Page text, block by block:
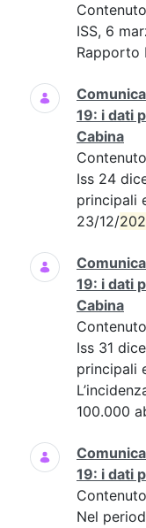
ISS, 6
Rapporto
19: i dati
Cabina
Iss 24
principali
23/12/
19: i dati
Cabina
Iss 31
principali
100.000
19: i dati
Nel